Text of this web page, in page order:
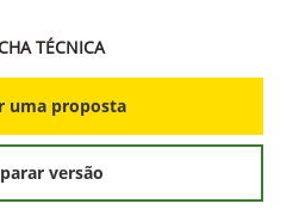
TÉCNICA
uma proposta
versão